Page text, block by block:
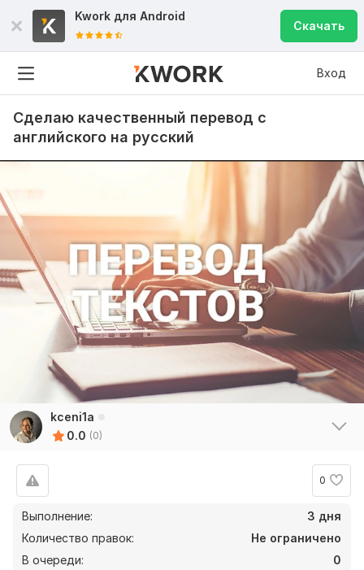
Kwork для Android
Скачать
Вход
Сделаю качественный перевод с
английского на русский
kceni1a
0.0 (0)
0
Выполнение:
3 дня
Количество правок:
Не ограничено
В очереди:
0